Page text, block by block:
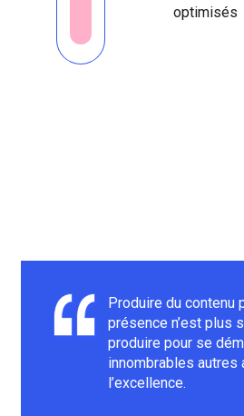
optimisés
Produire du contenu
présence n’est plus
produire pour se
innombrables autres
l’excellence.